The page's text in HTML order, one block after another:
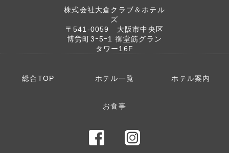
TEL：0555-72-3711
桃山町12-13
TEL：0557-81-3334
詳しくはこちら
〒413-0301
静岡県賀茂郡
東伊豆町大川
145-1
TEL：0557-22-0022
詳しくはこちら
〒389-0104
長野県北佐久郡
軽井沢町
〒250-0522
箱根町元箱根
株式会社大倉クラブ＆ホテル
ズ
〒541‐0059 大阪市中央区
博労町3ｰ5ｰ1 御堂筋グラン
タワー16F
総合TOP ホテル一覧 ホテル案内
お食事